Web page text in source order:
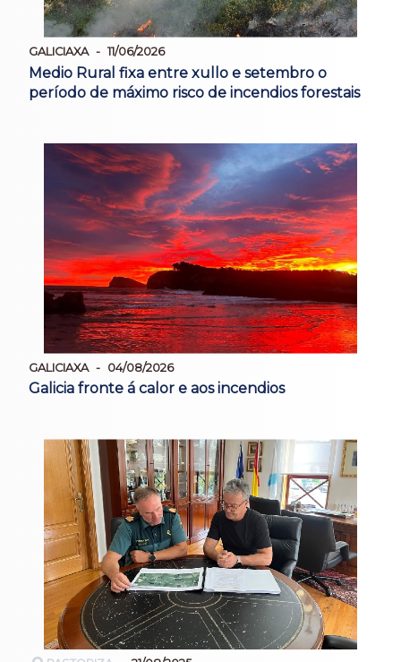
GALICIAXA 11/06/2026
Medio Rural fixa entre xullo e setembro o
período de máximo risco de incendios forestais
GALICIAXA 04/08/2026
Galicia fronte á calor e aos incendios